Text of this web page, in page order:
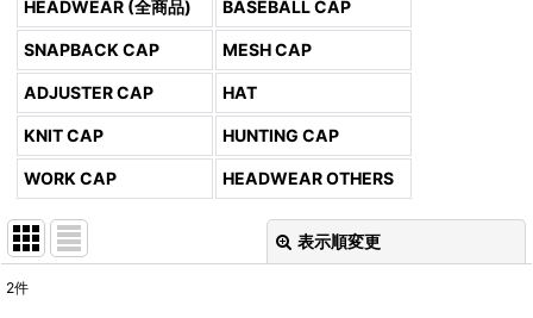
HEADWEAR (全商品) BASEBALL CAP
SNAPBACK CAP MESH CAP
ADJUSTER CAP HAT
KNIT CAP HUNTING CAP
WORK CAP HEADWEAR OTHERS
表示順変更
2件